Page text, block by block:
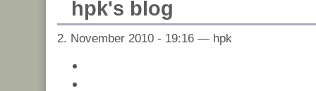
hpk's blog
2. November 2010 - 19:16 — hpk